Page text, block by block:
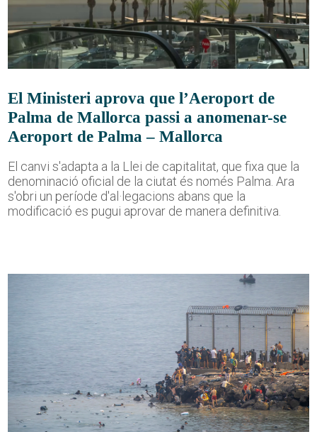
El Ministeri aprova que l’Aeroport de
Palma de Mallorca passi a anomenar-se
Aeroport de Palma – Mallorca
El canvi s'adapta a la Llei de capitalitat, que fixa que la
denominació oficial de la ciutat és només Palma. Ara
s'obri un període d'al·legacions abans que la
modificació es pugui aprovar de manera definitiva.